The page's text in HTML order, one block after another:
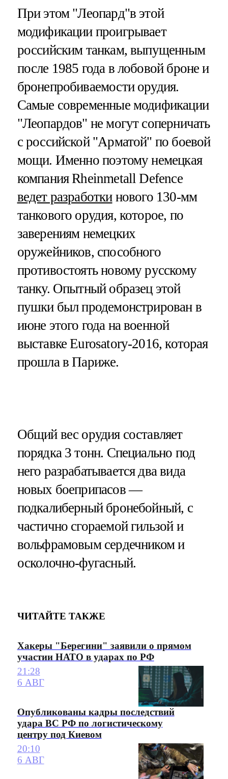
При этом "Леопард"в этой
модификации проигрывает
российским танкам, выпущенным
после 1985 года в лобовой броне и
бронепробиваемости орудия.
Самые современные модификации
"Леопардов" не могут соперничать
с российской "Арматой" по боевой
мощи. Именно поэтому немецкая
компания Rheinmetall Defence
ведет разработкинового 130-мм
танкового орудия, которое, по
заверениям немецких
оружейников, способного
противостоять новому русскому
танку. Опытный образец этой
пушки был продемонстрирован в
июне этого года на военной
выставке Eurosatory-2016, которая
прошла в Париже.
Общий вес орудия составляет
порядка 3 тонн. Специально под
него разрабатывается два вида
новых боеприпасов —
подкалиберный бронебойный, с
частично сгораемой гильзой и
вольфрамовым сердечником и
осколочно-фугасный.
ЧИТАЙТЕ ТАКЖЕ
Хакеры "Берегини" заявили о прямом
участии НАТО в ударах по РФ
21:28
6 АВГ
Опубликованы кадры последствий
удара ВС РФ по логистическому
центру под Киевом
20:10
6 АВГ